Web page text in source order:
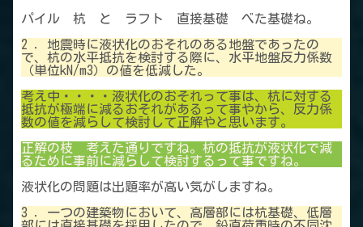
パイル 杭 と ラフト 直接基礎 べた基礎ね。
2 ．地震時に液状化のおそれのある地盤であったの
で、杭の水平抵抗を検討する際に、水平地盤反力係数
（単位kN/m3）の値を低減した。
考え中・・・・液状化のおそれって事は、杭に対する
抵抗が極端に減るおそれがあるって事やから、反力係
数の値を減らして検討して正解やと思います。
正解の枝 考えた通りですね。杭の抵抗が液状化で減
るために事前に減らして検討するって事ですね。
液状化の問題は出題率が高い気がしますね。
3 ．一つの建築物において、高層部には杭基礎、低層